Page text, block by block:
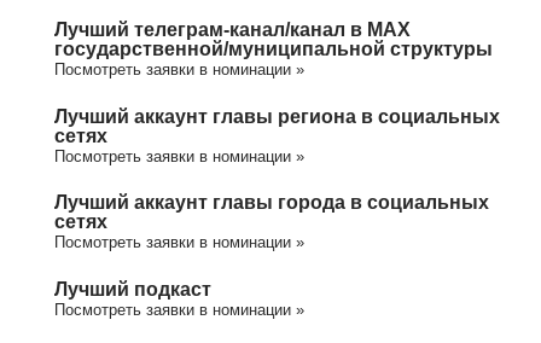
Лучший телеграм-канал/канал в МАХ
государственной/муниципальной структуры
Посмотреть заявки в номинации »
Лучший аккаунт главы региона в социальных
сетях
Посмотреть заявки в номинации »
Лучший аккаунт главы города в социальных
сетях
Посмотреть заявки в номинации »
Лучший подкаст
Посмотреть заявки в номинации »